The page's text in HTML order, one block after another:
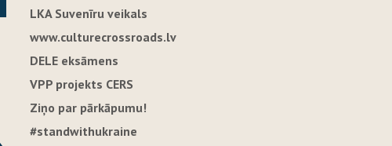
LKA Suvenīru veikals
www.culturecrossroads.lv
DELE eksāmens
VPP projekts CERS
Ziņo par pārkāpumu!
#standwithukraine